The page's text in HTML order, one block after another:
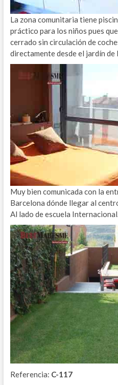
La zona comunitaria tiene
práctico para los niños pues
cerrado sin circulación de
directamente desde el jardín de
Muy bien comunicada con la
Barcelona dónde llegar al
Al lado de escuela
Referencia: C-117